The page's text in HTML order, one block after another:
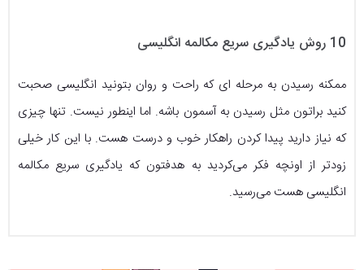
10 روش یادگیری سریع مکالمه انگلیسی
ممکنه رسیدن به مرحله ای که راحت و روان بتونید انگلیسی صحبت
کنید براتون مثل رسیدن به آسمون باشه. اما اینطور نیست. تنها چیزی
که نیاز دارید پیدا کردن راهکار خوب و درست هست. با این کار خیلی
زودتر از اونچه فکر می‌کردید به هدفتون که یادگیری سریع مکالمه
انگلیسی هست می‌رسید.